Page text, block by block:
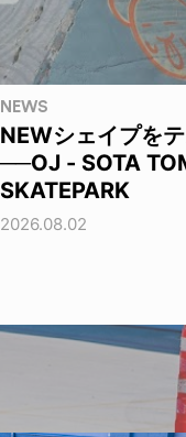
NEWS
NEWシェイプを
──OJ - SOTA
SKATEPARK
2026.08.02